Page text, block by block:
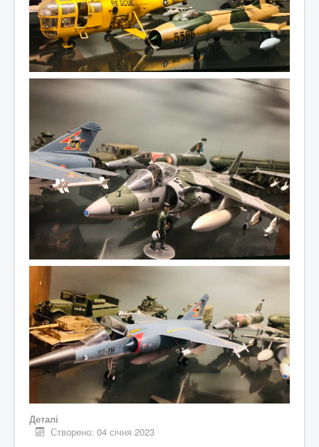
Деталі
Створено: 04 січня 2023